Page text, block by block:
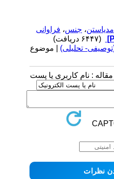
،جنس،فراوانی
تحلیلی) | موضوع
: نام کاربری یا پست